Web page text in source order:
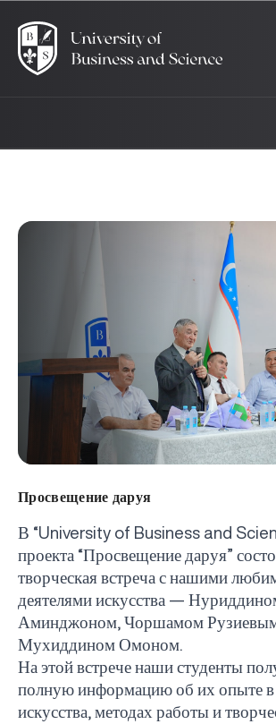
Просвещение даруя
В “University of Business and
проекта “Просвещение даруя”
творческая встреча с нашими
деятелями искусства —
Аминджоном, Чоршамом
Мухиддином Омоном.
На этой встрече наши студенты
полную информацию об их опыте в
искусства, методах работы и